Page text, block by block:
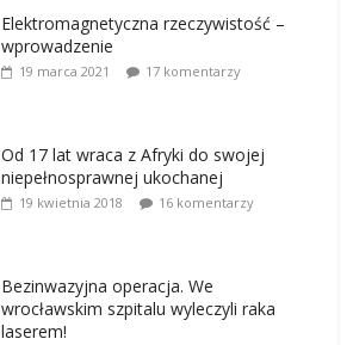
Elektromagnetyczna rzeczywistość –
wprowadzenie
19 marca 2021 17 komentarzy
Od 17 lat wraca z Afryki do swojej
niepełnosprawnej ukochanej
19 kwietnia 2018 16 komentarzy
Bezinwazyjna operacja. We
wrocławskim szpitalu wyleczyli raka
laserem!